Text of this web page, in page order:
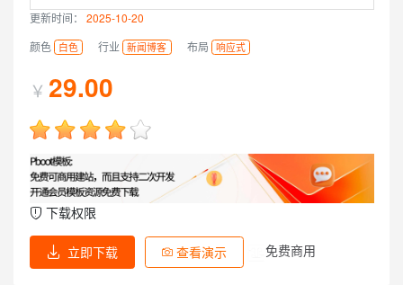
更新时间：
2025-10-20
颜色
白色 行业 新闻博客 布局 响应式
￥ 29.00
下载权限
立即下载 查看演示 免费商用